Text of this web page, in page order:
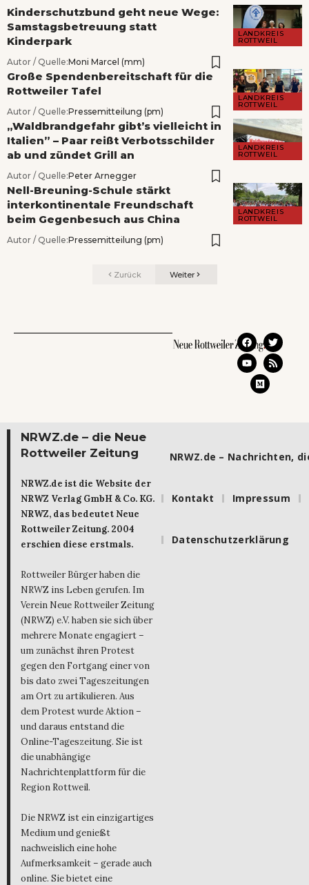
LANDKREIS
ROTTWEIL
Kinderschutzbund geht neue Wege:
Samstagsbetreuung statt
Kinderpark
Autor / Quelle:Moni Marcel (mm)
LANDKREIS
ROTTWEIL
Große Spendenbereitschaft für die
Rottweiler Tafel
Autor / Quelle:Pressemitteilung (pm)
LANDKREIS
ROTTWEIL
„Waldbrandgefahr gibt’s vielleicht in
Italien” – Paar reißt Verbotsschilder
ab und zündet Grill an
Autor / Quelle:Peter Arnegger
LANDKREIS
ROTTWEIL
Nell-Breuning-Schule stärkt
interkontinentale Freundschaft
beim Gegenbesuch aus China
Autor / Quelle:Pressemitteilung (pm)
Zurück Weiter
NRWZ.de – die Neue
Rottweiler Zeitung
NRWZ.de ist die Website der
NRWZ Verlag GmbH & Co. KG.
NRWZ, das bedeutet Neue
Rottweiler Zeitung. 2004
erschien diese erstmals.
Rottweiler Bürger haben die
NRWZ ins Leben gerufen. Im
Verein Neue Rottweiler Zeitung
(NRWZ) e.V. haben sie sich über
mehrere Monate engagiert –
um zunächst ihren Protest
gegen den Fortgang einer von
bis dato zwei Tageszeitungen
am Ort zu artikulieren. Aus
dem Protest wurde Aktion –
und daraus entstand die
Online-Tageszeitung. Sie ist
die unabhängige
Nachrichtenplattform für die
Region Rottweil.
Die NRWZ ist ein einzigartiges
Medium und genießt
nachweislich eine hohe
Aufmerksamkeit – gerade auch
online. Sie bietet eine
NRWZ.de – Nachrichten,
Kontakt Impressum
Datenschutzerklärung